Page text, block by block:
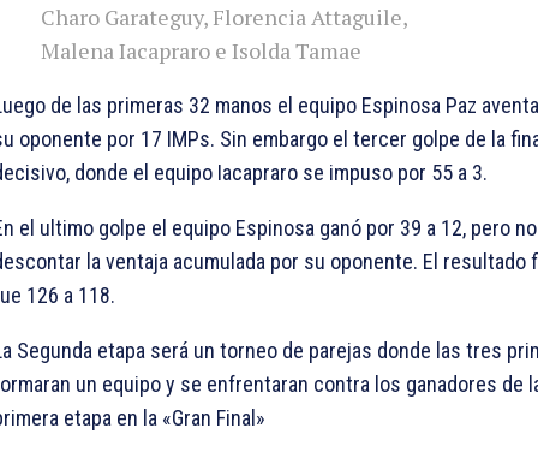
Charo Garateguy, Florencia Attaguile,
Malena Iacapraro e Isolda Tamae
de las primeras 32 manos el equipo Espinosa Paz
oponente por 17 IMPs. Sin embargo el tercer golpe de la
donde el equipo Iacapraro se impuso por 55 a 3.
el ultimo golpe el equipo Espinosa ganó por 39 a 12, pero
la ventaja acumulada por su oponente. El resultado
126 a 118.
Segunda etapa será un torneo de parejas donde las tres
un equipo y se enfrentaran contra los ganadores de
etapa en la «Gran Final»